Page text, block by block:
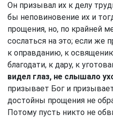
Он призывал их к делу
бы неповиновение их и
прощения, но, по крайней
сослаться на это; если
к оправданию, к
благодати, к дару, к
видел глаз, не слышало
призывает Бог и
достойны прощения не
Потому пусть никто не